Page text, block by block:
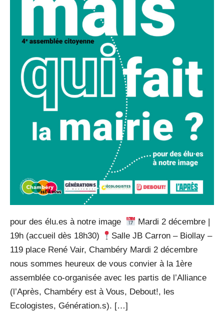
pour des élu.es à notre image ­
Mardi 2 décembre |
19h (accueil dès 18h30)
Salle JB Carron – Biollay –
119 place René Vair, Chambéry Mardi 2 décembre
nous sommes heureux de vous convier à la 1ère
assemblée co-organisée avec les partis de l’Alliance
(l’Après, Chambéry est à Vous, Debout!, les
Ecologistes, Génération.s). […]